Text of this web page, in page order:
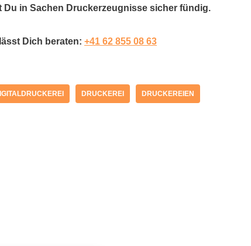
Du in Sachen Druckerzeugnisse sicher fündig.
Dich beraten: +41 62 855 08 63
DRUCKEREI DRUCKEREIEN